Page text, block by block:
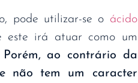
pode utilizar-se o ácido
este irá atuar como um
Porém, ao contrário da
não tem um caracter